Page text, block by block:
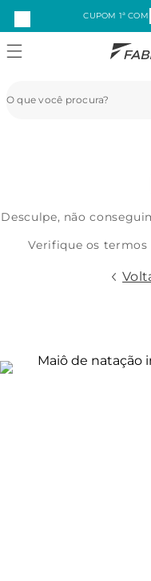
CUPOM 1ª
Desculpe, não
Verifique os termos